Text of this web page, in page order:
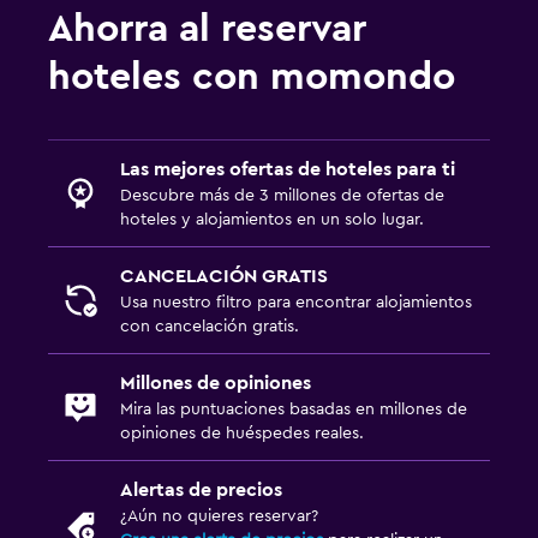
Limpieza diaria
Botiquín de primeros auxilios
Cámaras CCTV en zonas comunes
Estacionamiento en la calle
Traslado al aeropuerto (con cargos)
Estacionamiento gratuito
Servicio de traslado (cargo adicional)
Actividades
Ahorra al reservar
hoteles con momondo
Las mejores ofertas de hoteles para ti
Descubre más de 3 millones de ofertas de
hoteles y alojamientos en un solo lugar.
CANCELACIÓN GRATIS
Usa nuestro filtro para encontrar alojamientos
con cancelación gratis.
Millones de opiniones
Mira las puntuaciones basadas en millones de
opiniones de huéspedes reales.
Alertas de precios
¿Aún no quieres reservar?